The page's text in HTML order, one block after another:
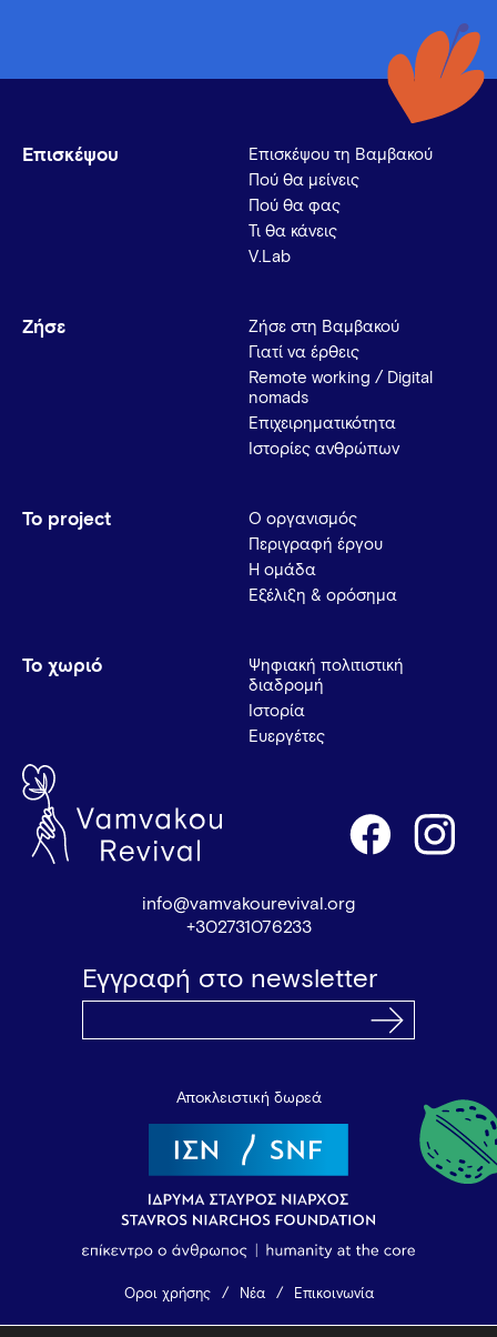
Επισκέψου
Επισκέψου τη Βαμβακού
Πού θα μείνεις
Πού θα φας
Τι θα κάνεις
V.Lab
Ζήσε
Ζήσε στη Βαμβακού
Γιατί να έρθεις
Remote working / Digital
nomads
Επιχειρηματικότητα
Ιστορίες ανθρώπων
Το project
Ο οργανισμός
Περιγραφή έργου
Η ομάδα
Εξέλιξη & ορόσημα
Το χωριό
Ψηφιακή πολιτιστική
διαδρομή
Ιστορία
Ευεργέτες
info@vamvakourevival.org
+302731076233
Εγγραφή στο newsletter
Αποκλειστική δωρεά
Όροι χρήσης Νέα Επικοινωνία